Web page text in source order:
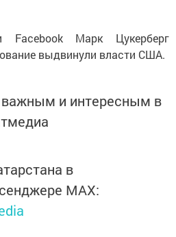
Facebook Марк Цукерберг
выдвинули власти США.
и интересным в
в
MАХ: